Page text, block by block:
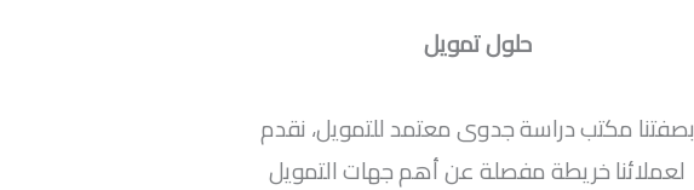
حلول تمويل
بصفتنا مكتب دراسة جدوى معتمد للتمويل، نقدم
لعملائنا خريطة مفصلة عن أهم جهات التمويل